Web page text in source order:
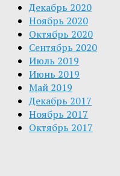
Декабрь 2020
Ноябрь 2020
Октябрь 2020
Сентябрь 2020
Июль 2019
Июнь 2019
Май 2019
Декабрь 2017
Ноябрь 2017
Октябрь 2017